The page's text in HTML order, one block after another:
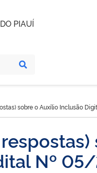
PIAUÍ
sobre o Auxílio Inclusão
Nº